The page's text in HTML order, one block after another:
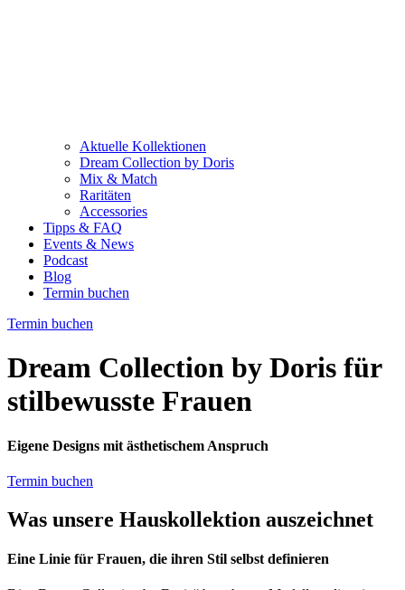
Aktuelle Kollektionen
Dream Collection by Doris
Mix & Match
Raritäten
Accessories
Tipps & FAQ
Events & News
Podcast
Blog
Termin buchen
Termin buchen
Dream Collection by Doris für
stilbewusste Frauen
Eigene Designs mit ästhetischem Anspruch
Termin buchen
Was unsere Hauskollektion auszeichnet
Eine Linie für Frauen, die ihren Stil selbst definieren